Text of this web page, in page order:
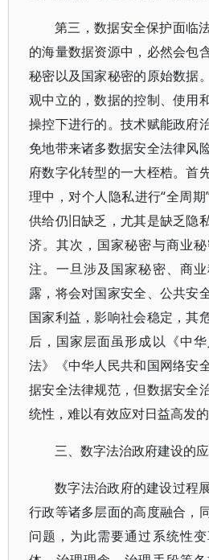
第三，数据安全保护面临
的海量数据资源中，必然会包
秘密以及国家秘密的原始数据
观中立的，数据的控制、使用
操控下进行的。技术赋能政府
免地带来诸多数据安全法律风
府数字化转型的一大桎梏。首
理中，对个人隐私进行“全周
供给仍旧缺乏，尤其是缺乏隐
济。其次，国家秘密与商业
注。一旦涉及国家秘密、商
露，将会对国家安全、公共安
国家利益，影响社会稳定，其
后，国家层面虽形成以《中
法》《中华人民共和国网络安
据安全法律规范，但数据安全
统性，难以有效应对日益高发的
三、数字法治政府建设的
数字法治政府的建设过程
行政等诸多层面的高度融合，
问题，为此需要通过系统性